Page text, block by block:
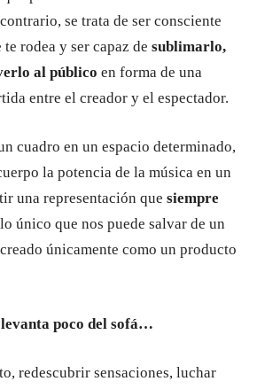
se trata de ser consciente
rodea y ser capaz de sublimarlo,
al público en forma de una
entre el creador y el espectador.
cuadro en un espacio determinado,
la potencia de la música en un
una representación que siempre
único que nos puede salvar de un
únicamente como un producto
poco del sofá…
redescubrir sensaciones, luchar